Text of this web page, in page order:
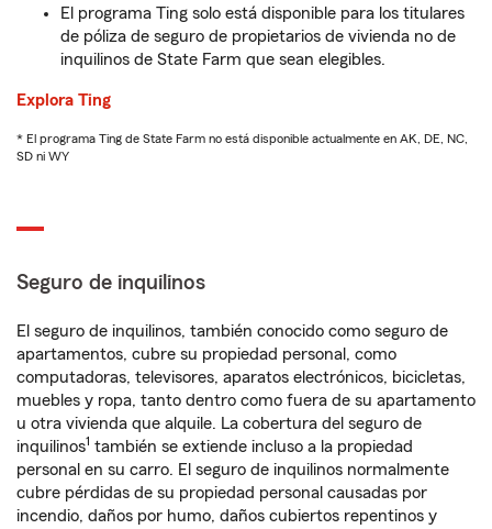
El programa Ting solo está disponible para los titulares
de póliza de seguro de propietarios de vivienda no de
inquilinos de State Farm que sean elegibles.
Explora Ting
* El programa Ting de State Farm no está disponible actualmente en AK, DE, NC,
SD ni WY
Seguro de inquilinos
El seguro de inquilinos, también conocido como seguro de
apartamentos, cubre su propiedad personal, como
computadoras, televisores, aparatos electrónicos, bicicletas,
muebles y ropa, tanto dentro como fuera de su apartamento
u otra vivienda que alquile. La cobertura del seguro de
inquilinos1 también se extiende incluso a la propiedad
personal en su carro. El seguro de inquilinos normalmente
cubre pérdidas de su propiedad personal causadas por
incendio, daños por humo, daños cubiertos repentinos y